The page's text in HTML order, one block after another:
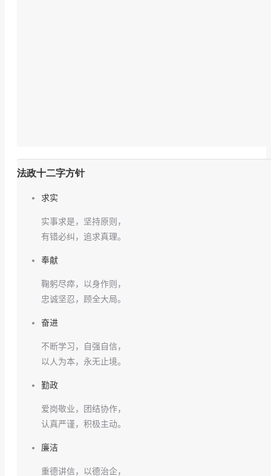
法政十二字方针
求实
实事求是，坚持原则，
有错必纠，追求真理。
奉献
鞠躬尽瘁，以身作则，
忠诚坚忍，顾全大局。
奋进
不断学习，自强自信，
以人为本，永无止境。
勤政
爱岗敬业，团结协作，
认真严谨，积极主动。
廉洁
重德讲信，以德治企，